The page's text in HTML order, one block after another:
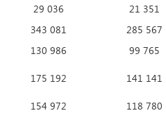
29 036 21 351
343 081 285 567
130 986 99 765
175 192 141 141
154 972 118 780